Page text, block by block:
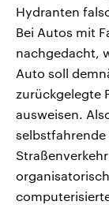
Hydranten
Bei Autos mit
nachgedacht,
Auto soll
zurückgelegte
ausweisen.